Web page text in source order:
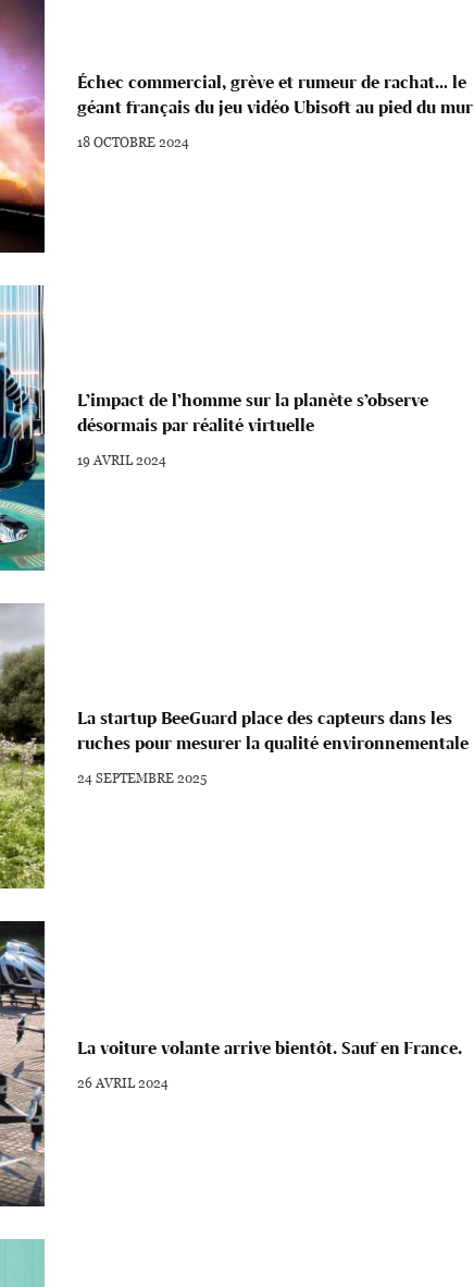
Échec commercial, grève et rumeur de rachat… le
géant français du jeu vidéo Ubisoft au pied du mur
18 OCTOBRE 2024
L’impact de l’homme sur la planète s’observe
désormais par réalité virtuelle
19 AVRIL 2024
La startup BeeGuard place des capteurs dans les
ruches pour mesurer la qualité environnementale
24 SEPTEMBRE 2025
La voiture volante arrive bientôt. Sauf en France.
26 AVRIL 2024